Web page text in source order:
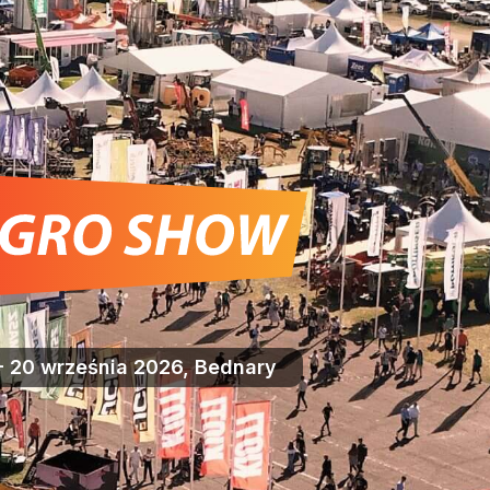
20 września 2026, Bednary